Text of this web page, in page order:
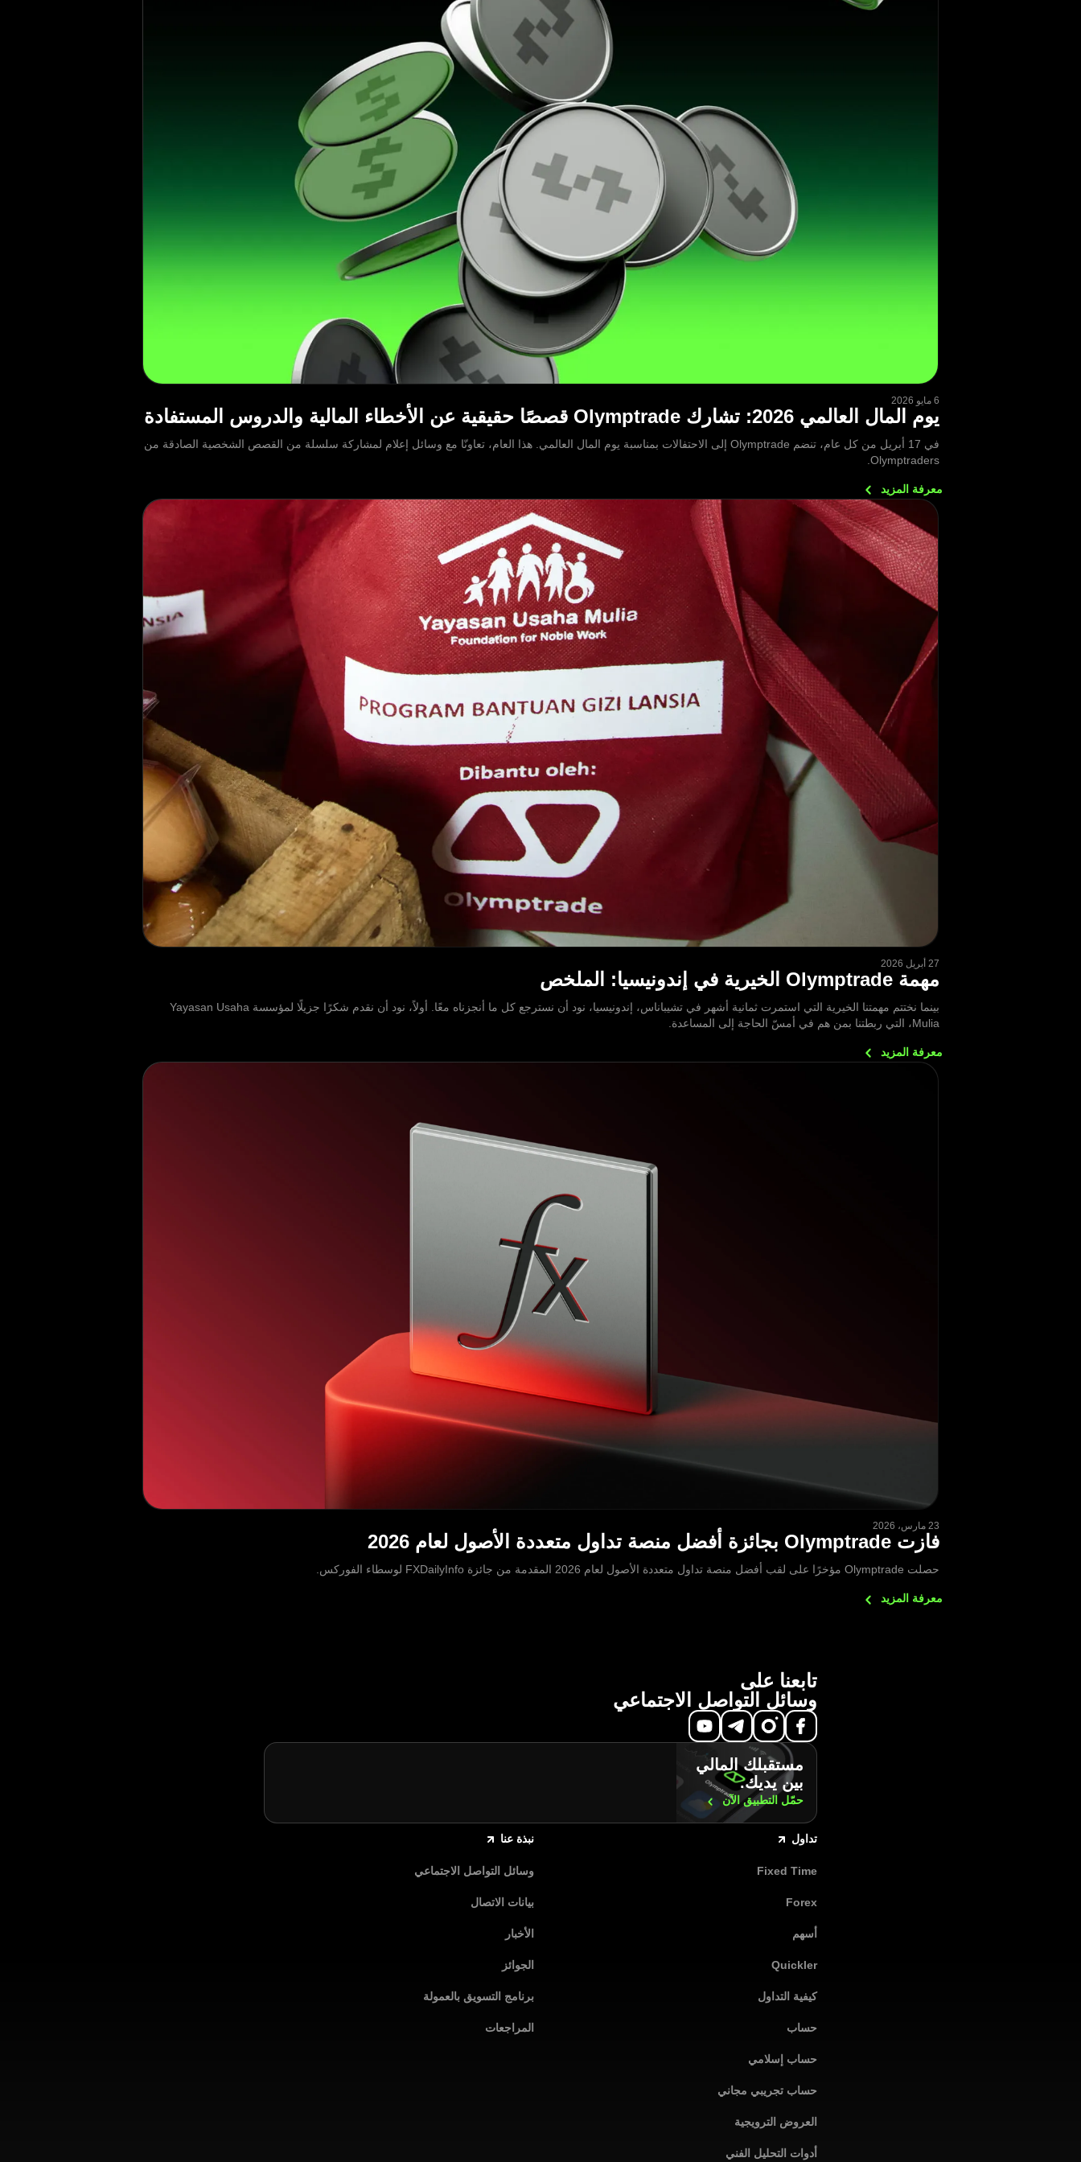
6 مايو 2026
يوم المال العالمي 2026: تشارك Olymptrade قصصًا حقيقية عن الأخطاء المالية والدروس المستفادة
في 17 أبريل من كل عام، تنضم Olymptrade إلى الاحتفالات بمناسبة يوم المال العالمي. هذا العام، تعاونّا مع وسائل إعلام لمشاركة سلسلة من القصص الشخصية الصادقة من
Olymptraders.
معرفة المزيد
27 أبريل 2026
مهمة Olymptrade الخيرية في إندونيسيا: الملخص
بينما نختتم مهمتنا الخيرية التي استمرت ثمانية أشهر في تشيباناس، إندونيسيا، نود أن نسترجع كل ما أنجزناه معًا. أولاً، نود أن نقدم شكرًا جزيلًا لمؤسسة Yayasan Usaha
Mulia، التي ربطتنا بمن هم في أمسّ الحاجة إلى المساعدة.
معرفة المزيد
23 مارس، 2026
فازت Olymptrade بجائزة أفضل منصة تداول متعددة الأصول لعام 2026
حصلت Olymptrade مؤخرًا على لقب أفضل منصة تداول متعددة الأصول لعام 2026 المقدمة من جائزة FXDailyInfo لوسطاء الفوركس.
معرفة المزيد
تابعنا على
وسائل التواصل الاجتماعي
مستقبلك المالي
بين يديك.
حمّل التطبيق الآن
تداول
Fixed Time
Forex
أسهم
Quickler
كيفية التداول
حساب
حساب إسلامي
حساب تجريبي مجاني
العروض الترويجية
أدوات التحليل الفني
نبذة عنا
وسائل التواصل الاجتماعي
بيانات الاتصال
الأخبار
الجوائز
برنامج التسويق بالعمولة
المراجعات